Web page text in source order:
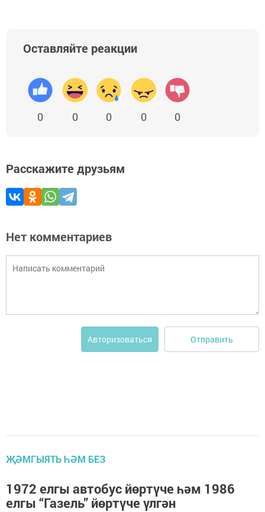
Оставляйте реакции
0 0 0 0 0
Расскажите друзьям
Нет комментариев
Авторизоваться Отправить
ҖӘМГЫЯТЬ ҺӘМ БЕЗ
1972 елгы автобус йөртүче һәм 1986
елгы “Газель” йөртүче үлгән